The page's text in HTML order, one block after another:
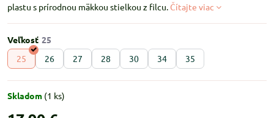
plastu s prírodnou mäkkou stielkou z filcu. Čítajte viac
Veľkosť
25
26 27 28 30 34 35
Skladom (1 ks)